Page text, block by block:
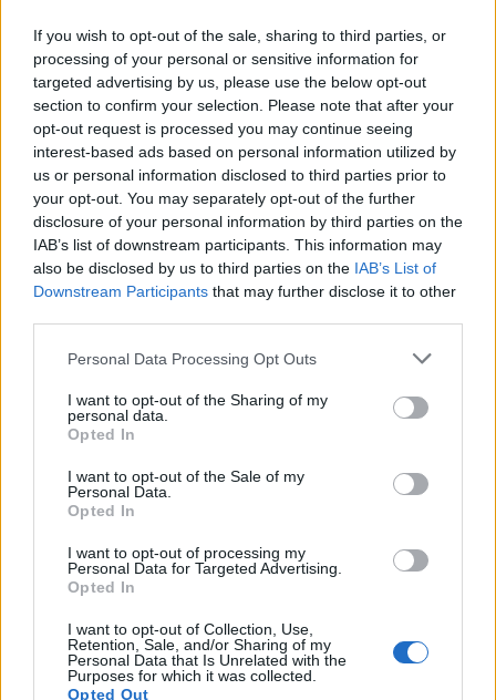
If you wish to opt-out of the sale, sharing to third parties, or
processing of your personal or sensitive information for
targeted advertising by us, please use the below opt-out
section to confirm your selection. Please note that after your
opt-out request is processed you may continue seeing
interest-based ads based on personal information utilized by
us or personal information disclosed to third parties prior to
your opt-out. You may separately opt-out of the further
disclosure of your personal information by third parties on the
IAB’s list of downstream participants. This information may
also be disclosed by us to third parties on the IAB’s List of
Downstream Participants that may further disclose it to other
Please note that this website/app uses one or more Google
not limited to your visit or usage behaviour. You may click to
grant or deny consent to Google and its third-party tags to
use your data for below specified purposes in below Google
consent section.
Personal Data Processing Opt Outs
I want to opt-out of the Sharing of my
personal data.
Opted In
I want to opt-out of the Sale of my
Personal Data.
Opted In
I want to opt-out of processing my
Personal Data for Targeted Advertising.
Opted In
I want to opt-out of Collection, Use,
Retention, Sale, and/or Sharing of my
Personal Data that Is Unrelated with the
Purposes for which it was collected.
Opted Out
Τέλος, η χρήση χρεωστικών, πιστωτικών και
προπληρωμένων καρτών σε αγορές μικρής αξίας
θα γίνει πιο οικονομική, καθώς η προμήθεια για
συναλλαγές μέσωPOSμειώνεται κατά50%. Αυτό
σημαίνει ότι οι συναλλαγές έως 20 ευρώ θα
επιβαρύνονται με το μισό κόστος σε σχέση με
σήμερα.
ΑΣΕΠ: Πιστοποίηση Αγγλικών σε
μόνο 2 ημέρες στα χέρια σας
ΑΣΕΠ: Εξ αποστάσεως η πιο Εύκολη
Πιστοποίηση Υπολογιστών σε 2
μέρες